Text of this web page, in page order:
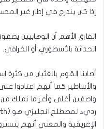
إذا كان يندرج في إطار غير
الفارق الأهم أن الوهابيين
الحداثة بالأسطوري أو الخرافي.
أصابنا القوم بالغثيان من
والأساطير كما أنهم اعتادوا
واصفين أغلى وأعز ما نملك من
الإغريقية والمعني أنهم